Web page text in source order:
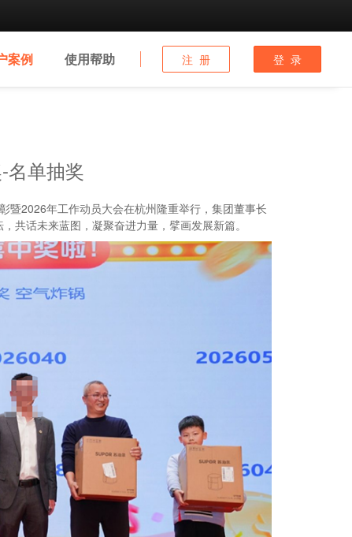
案例 使用帮助 注 册 登 录
名单抽奖
暨2026年工作动员大会在杭州隆重举行，集团董事长
共话未来蓝图，凝聚奋进力量，擘画发展新篇。